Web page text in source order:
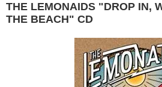
THE LEMONAIDS "DROP IN,
THE BEACH" CD